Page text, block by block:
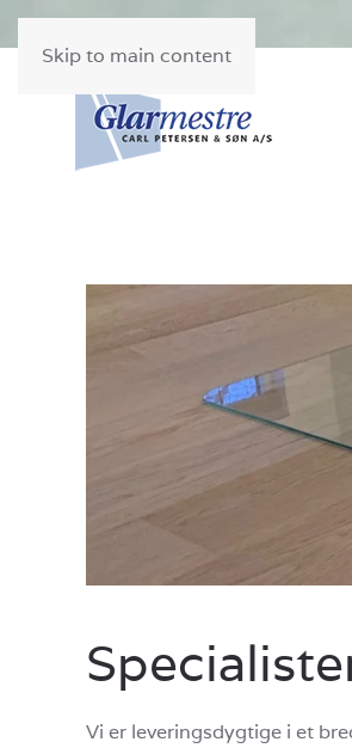
Skip to main content
Vi er leveringsdygtige i et